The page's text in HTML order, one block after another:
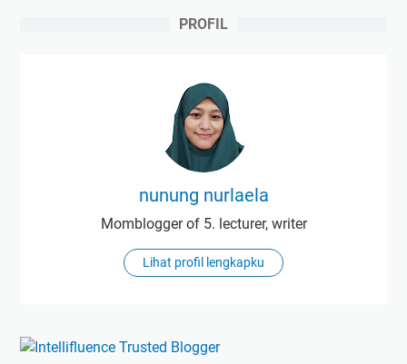
PROFIL
nunung nurlaela
Momblogger of 5. lecturer, writer
Lihat profil lengkapku